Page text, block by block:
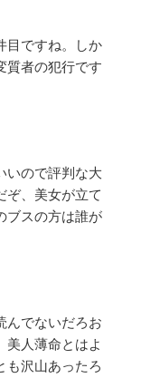
目ですね。しか
質者の犯行です
いので評判な大
ぞ、美女が立て
ブスの方は誰が
んでないだろお
美人薄命とはよ
も沢山あったろ